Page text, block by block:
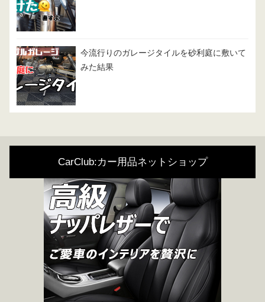
今流行りのガレージタイルを砂利庭に敷いて
みた結果
CarClub:カー用品ネットショップ